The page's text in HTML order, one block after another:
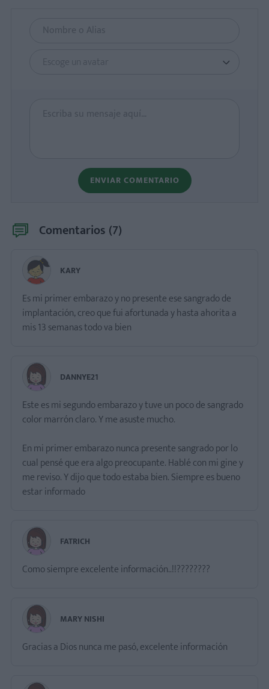
Escoge un avatar
ENVIAR COMENTARIO
Comentarios (7)
KARY
Es mi primer embarazo y no presente ese sangrado de
implantación, creo que fui afortunada y hasta ahorita a
mis 13 semanas todo va bien
DANNYE21
Este es mi segundo embarazo y tuve un poco de sangrado
color marrón claro. Y me asuste mucho.
En mi primer embarazo nunca presente sangrado por lo
cual pensé que era algo preocupante. Hablé con mi gine y
me reviso. Y dijo que todo estaba bien. Siempre es bueno
estar informado
FATRICH
Como siempre excelente información..!!????????
MARY NISHI
Gracias a Dios nunca me pasó, excelente información